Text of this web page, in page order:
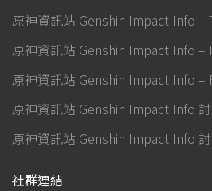
原神資訊站 Genshin Impact Info –
原神資訊站 Genshin Impact Info –
原神資訊站 Genshin Impact Info –
原神資訊站 Genshin Impact Info
原神資訊站 Genshin Impact Info
社群連結